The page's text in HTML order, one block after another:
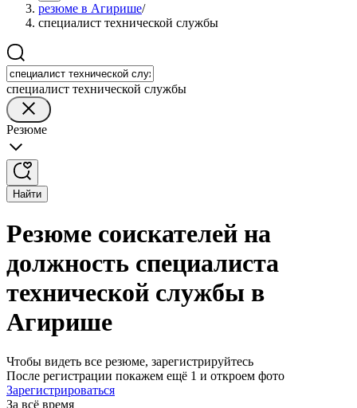
резюме в Агирише/
специалист технической службы
специалист технической службы
Резюме
Найти
Резюме соискателей на
должность специалиста
технической службы в
Агирише
Чтобы видеть все резюме, зарегистрируйтесь
После регистрации покажем ещё 1 и откроем фото
Зарегистрироваться
За всё время